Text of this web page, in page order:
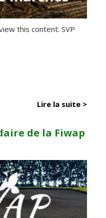
this content. SVP
Lire la suite >
de la Fiwap